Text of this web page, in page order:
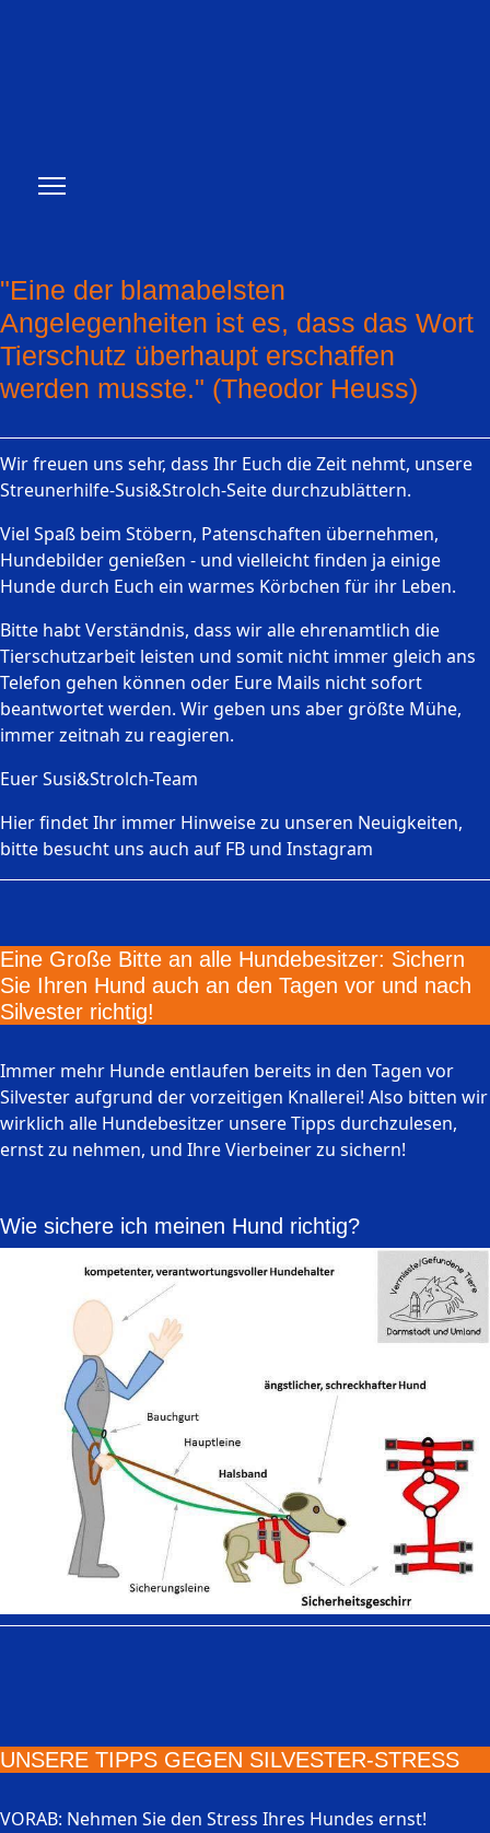
"Eine der blamabelsten
Angelegenheiten ist es, dass das Wort
Tierschutz überhaupt erschaffen
werden musste." (Theodor Heuss)
Wir freuen uns sehr, dass Ihr Euch die Zeit nehmt, unsere
Streunerhilfe-Susi&Strolch-Seite durchzublättern.
Viel Spaß beim Stöbern, Patenschaften übernehmen,
Hundebilder genießen - und vielleicht finden ja einige
Hunde durch Euch ein warmes Körbchen für ihr Leben.
Bitte habt Verständnis, dass wir alle ehrenamtlich die
Tierschutzarbeit leisten und somit nicht immer gleich ans
Telefon gehen können oder Eure Mails nicht sofort
beantwortet werden. Wir geben uns aber größte Mühe,
immer zeitnah zu reagieren.
Euer Susi&Strolch-Team
Hier findet Ihr immer Hinweise zu unseren Neuigkeiten,
bitte besucht uns auch auf FB und Instagram
Eine Große Bitte an alle Hundebesitzer: Sichern
Sie Ihren Hund auch an den Tagen vor und nach
Silvester richtig!
Immer mehr Hunde entlaufen bereits in den Tagen vor
Silvester aufgrund der vorzeitigen Knallerei! Also bitten wir
wirklich alle Hundebesitzer unsere Tipps durchzulesen,
ernst zu nehmen, und Ihre Vierbeiner zu sichern!
Wie sichere ich meinen Hund richtig?
UNSERE TIPPS GEGEN SILVESTER-STRESS
VORAB: Nehmen Sie den Stress Ihres Hundes ernst!